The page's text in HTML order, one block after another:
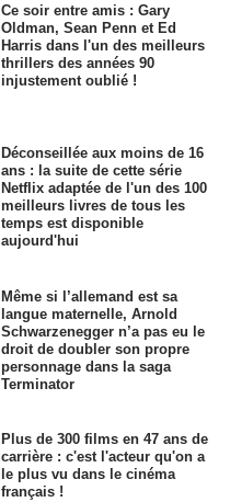
Ce soir entre amis : Gary
Oldman, Sean Penn et Ed
Harris dans l'un des meilleurs
thrillers des années 90
injustement oublié !
Déconseillée aux moins de 16
ans : la suite de cette série
Netflix adaptée de l'un des 100
meilleurs livres de tous les
temps est disponible
aujourd'hui
Même si l’allemand est sa
langue maternelle, Arnold
Schwarzenegger n’a pas eu le
droit de doubler son propre
personnage dans la saga
Terminator
Plus de 300 films en 47 ans de
carrière : c'est l'acteur qu'on a
le plus vu dans le cinéma
français !